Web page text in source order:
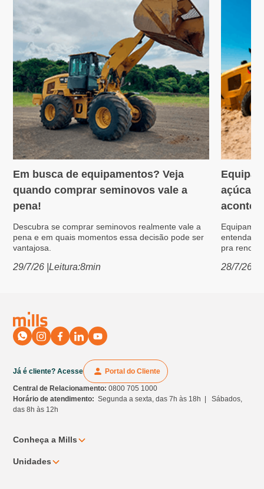
Variedades
Em busca de equipamentos? Veja
quando comprar seminovos vale a
pena!
Descubra se comprar seminovos realmente vale a
pena e em quais momentos essa decisão pode ser
vantajosa.
29/7/26 |Leitura:8min
açúcar:
entenda
pra
28/7/26
Já é cliente? Acesse Portal do Cliente
Central de Relacionamento:0800 705 1000
Horário de atendimento:Segunda a sexta, das 7h às 18h | Sábados,
das 8h às 12h
Conheça a Mills
Unidades